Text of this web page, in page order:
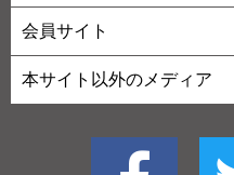
会員サイト
本サイト以外のメディア